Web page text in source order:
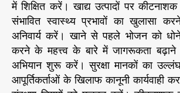
में शिक्षित करें। खाद्य उत्पादों पर
संभावित स्वास्थ्य प्रभावों का खुलासा
अनिवार्य करें। खाने से पहले भोजन को
करने के महत्त्व के बारे में जागरूकता बढ़ाने के
अभियान शुरू करें। सुरक्षा मानकों का
आपूर्तिकर्ताओं के खिलाफ कानूनी कार्यवाही